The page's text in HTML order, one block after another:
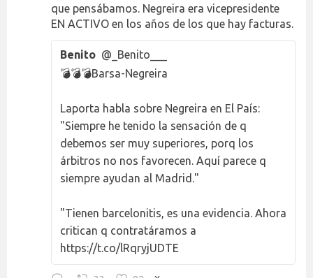
que pensábamos. Negreira era vicepresidente
EN ACTIVO en los años de los que hay facturas.
Benito @_Benito___
💣💣💣Barsa-Negreira
Laporta habla sobre Negreira en El País:
"Siempre he tenido la sensación de q
debemos ser muy superiores, porq los
árbitros no nos favorecen. Aquí parece q
siempre ayudan al Madrid."
"Tienen barcelonitis, es una evidencia. Ahora
critican q contratáramos a
https://t.co/lRqryjUDTE